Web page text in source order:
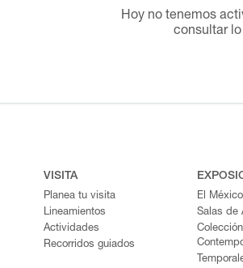
Hoy no tenemos
consultar
VISITA
Planea tu visita
Lineamientos
Actividades
Recorridos guiados
El
Salas de